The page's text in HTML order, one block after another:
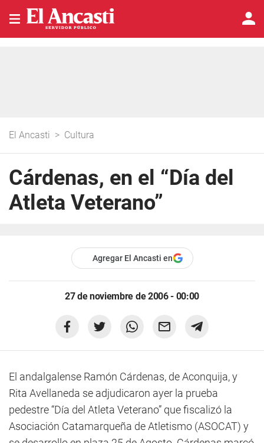
El Ancasti > Cultura
Cárdenas, en el “Día del
Atleta Veterano”
Agregar El Ancasti en
27 de noviembre de 2006 - 00:00
El andalgalense Ramón Cárdenas, de Aconquija, y
Rita Avellaneda se adjudicaron ayer la prueba
pedestre “Día del Atleta Veterano” que fiscalizó la
Asociación Catamarqueña de Atletismo (ASOCAT) y